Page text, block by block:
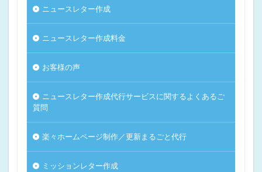
ニュースレター作成
ニュースレター作成料金
お客様の声
ニュースレター作成代行サービスに関するよくあるご
質問
楽々ホームページ制作／更新まるごと代行
ミッションレター作成